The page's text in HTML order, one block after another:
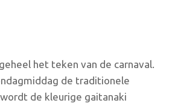
het teken van de carnaval.
de traditionele
de kleurige gaitanaki